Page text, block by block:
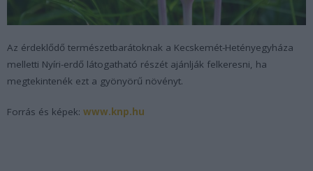
Az érdeklődő természetbarátoknak a Kecskemét-Hetényegyháza
melletti Nyíri-erdő látogatható részét ajánlják felkeresni, ha
megtekintenék ezt a gyönyörű növényt.
Forrás és képek: www.knp.hu